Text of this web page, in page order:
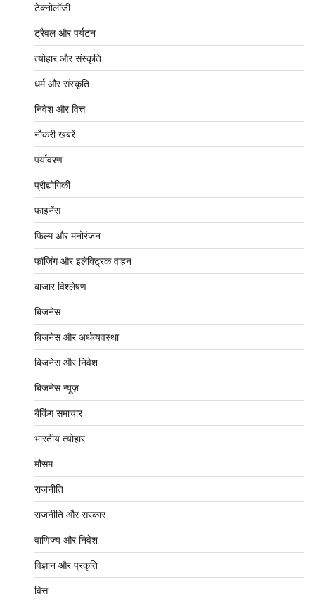
टेक्नोलॉजी
ट्रैवल और पर्यटन
त्योहार और संस्कृति
धर्म और संस्कृति
निवेश और वित्त
नौकरी खबरें
पर्यावरण
प्रौद्योगिकी
फाइनेंस
फिल्म और मनोरंजन
फॉर्जिंग और इलेक्ट्रिक वाहन
बाजार विश्लेषण
बिजनेस
बिजनेस और अर्थव्यवस्था
बिजनेस और निवेश
बिजनेस न्यूज़
बैंकिंग समाचार
भारतीय त्योहार
मौसम
राजनीति
राजनीति और सरकार
वाणिज्य और निवेश
विज्ञान और प्रकृति
वित्त